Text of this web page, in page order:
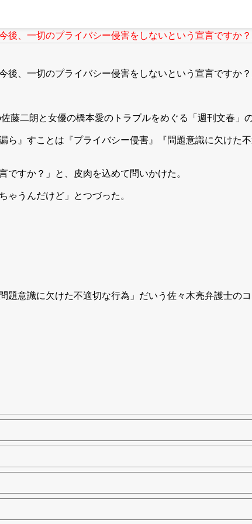
後、一切のプライバシー侵害をしないという宣言ですか
後、一切のプライバシー侵害をしないという宣言ですか
二朗と女優の橋本愛のトラブルをめぐる「週刊文春」
』すことは『プライバシー侵害』『問題意識に欠けた
すか？」と、皮肉を込めて問いかけた。
うんだけど」とつづった。
題意識に欠けた不適切な行為」だいう佐々木亮弁護士の